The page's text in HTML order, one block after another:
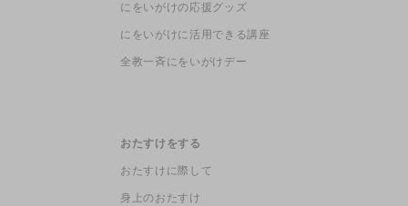
にをいがけの応援グッズ
にをいがけに活用できる講座
全教一斉にをいがけデー
おたすけをする
おたすけに際して
身上のおたすけ